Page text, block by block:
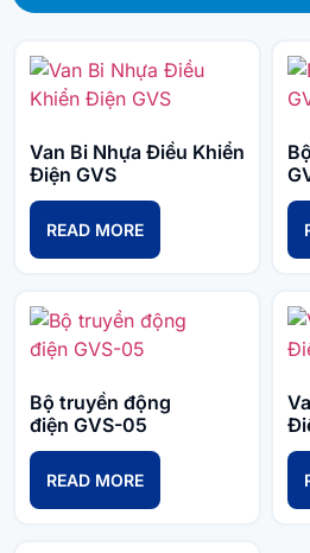
Van Bi Nhựa Điều Khiển
Điện GVS
READ MORE
Bộ truyền động
điện GVS-05
READ MORE